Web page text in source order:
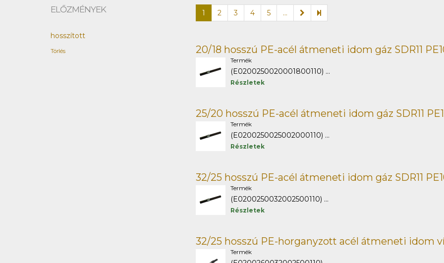
ELŐZMÉNYEK
hosszított
Törlés
1 2 3 4 5 ...
20/18 hosszú PE-acél átmeneti idom gáz SDR11
Termék
(E0200250020001800110) ...
Részletek
25/20 hosszú PE-acél átmeneti idom gáz SDR11
Termék
(E0200250025002000110) ...
Részletek
32/25 hosszú PE-acél átmeneti idom gáz SDR11
Termék
(E0200250032002500110) ...
Részletek
32/25 hosszú PE-horganyzott acél átmeneti idom
Termék